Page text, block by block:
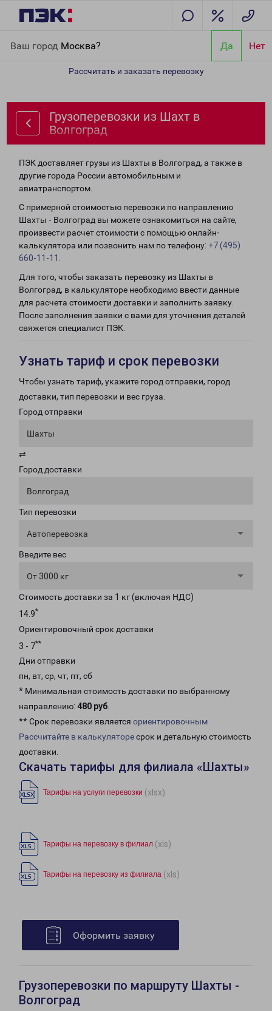
Ваш город Москва? Да Нет
Рассчитать и заказать перевозку
Грузоперевозки из Шахт в
Волгоград
ПЭК доставляет грузы из Шахты в Волгоград, а также в
другие города России автомобильным и
авиатранспортом.
С примерной стоимостью перевозки по направлению
Шахты - Волгоград вы можете ознакомиться на сайте,
произвести расчет стоимости с помощью онлайн-
калькулятора или позвонить нам по телефону: +7 (495)
660-11-11
Для того, чтобы заказать перевозку из Шахты в
Волгоград, в калькуляторе необходимо ввести данные
для расчета стоимости доставки и заполнить заявку.
После заполнения заявки с вами для уточнения деталей
свяжется специалист ПЭК.
Узнать тариф и срок перевозки
Чтобы узнать тариф, укажите город отправки, город
доставки, тип перевозки и вес груза.
Город отправки
Шахты
⇄
Город доставки
Волгоград
Тип перевозки
Автоперевозка
Введите вес
От 3000 кг
Стоимость доставки за 1 кг (включая НДС)
14.9*
Ориентировочный срок доставки
3 - 7**
Дни отправки
пн, вт, ср, чт, пт, сб
* Минимальная стоимость доставки по выбранному
направлению: 480 руб.
** Срок перевозки является ориентировочным
Рассчитайте в калькуляторесрок и детальную стоимость
доставки.
Скачать тарифы для филиала «Шахты»
Тарифы на услуги перевозки (xlsx)
Тарифы на перевозку в филиал (xls)
Тарифы на перевозку из филиала (xls)
Оформить заявку
Грузоперевозки по маршруту Шахты -
Волгоград